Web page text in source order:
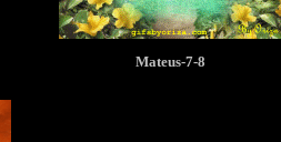
Mateus-7-8